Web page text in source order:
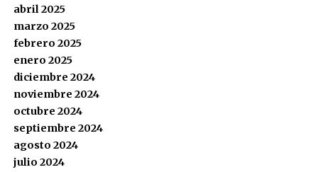
abril 2025
marzo 2025
febrero 2025
enero 2025
diciembre 2024
noviembre 2024
octubre 2024
septiembre 2024
agosto 2024
julio 2024